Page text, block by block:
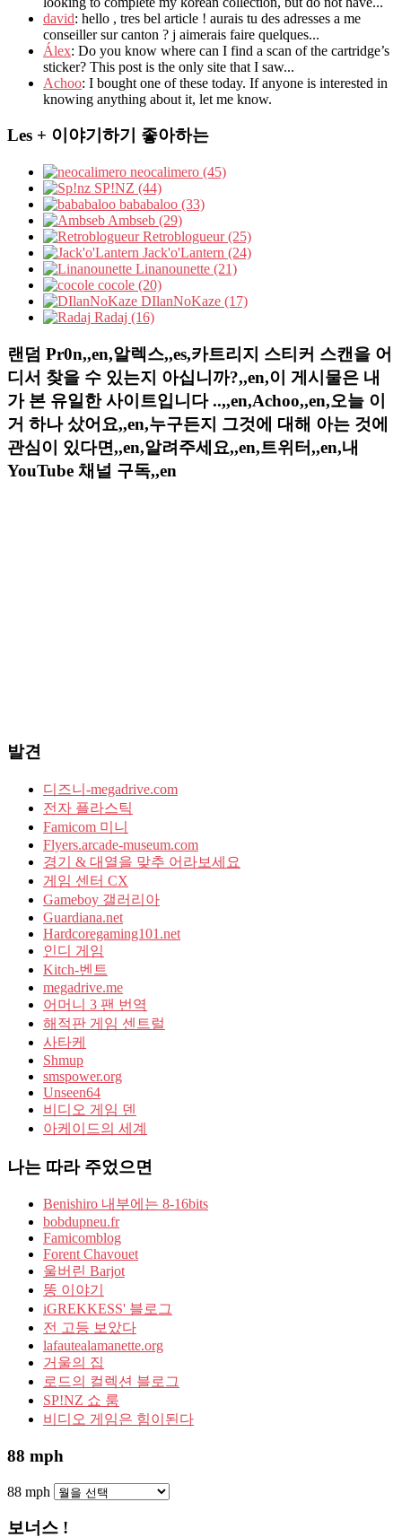
david: hello , tres bel article ! aurais tu des adresses a me
conseiller sur canton ? j aimerais faire quelques...
Álex: Do you know where can I find a scan of the cartridge’s
sticker? This post is the only site that I saw...
Achoo: I bought one of these today. If anyone is interested in
knowing anything about it, let me know.
Les + 이야기하기 좋아하는
neocalimero (45)
SP!NZ (44)
bababaloo (33)
Ambseb (29)
Retroblogueur (25)
Jack'o'Lantern (24)
Linanounette (21)
cocole (20)
DIlanNoKaze (17)
Radaj (16)
랜덤 Pr0n,,en,알렉스,,es,카트리지 스티커 스캔을 어
디서 찾을 수 있는지 아십니까?,,en,이 게시물은 내
가 본 유일한 사이트입니다 ..,,en,Achoo,,en,오늘 이
거 하나 샀어요,,en,누구든지 그것에 대해 아는 것에
관심이 있다면,,en,알려주세요,,en,트위터,,en,내
YouTube 채널 구독,,en
발견
디즈니-megadrive.com
전자 플라스틱
Famicom 미니
Flyers.arcade-museum.com
경기 & 대열을 맞추 어라보세요
게임 센터 CX
Gameboy 갤러리아
Guardiana.net
Hardcoregaming101.net
인디 게임
Kitch-벤트
megadrive.me
어머니 3 팬 번역
해적판 게임 센트럴
사타케
Shmup
smspower.org
Unseen64
비디오 게임 덴
아케이드의 세계
나는 따라 주었으면
Benishiro 내부에는 8-16bits
bobdupneu.fr
Famicomblog
Forent Chavouet
울버린 Barjot
똥 이야기
iGREKKESS' 블로그
전 고등 보았다
lafautealamanette.org
거울의 집
로드의 컬렉션 블로그
SP!NZ 쇼 룸
비디오 게임은 힘이된다
88 mph
88 mph
보너스 !